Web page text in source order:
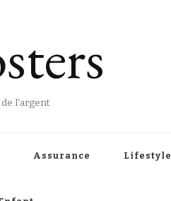
l'argent
Assurance Lifestyle